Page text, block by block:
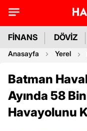
FİNANS DÖVİZ
Anasayfa Yerel
Batman
Ayında 58
Havayolunu